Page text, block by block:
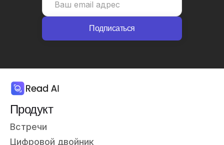
Продукт
Встречи
Цифровой двойник